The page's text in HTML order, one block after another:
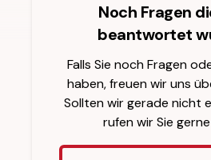
Noch Fragen
beantwortet
Falls Sie noch Fragen
haben, freuen wir uns
Sollten wir gerade nicht
rufen wir Sie